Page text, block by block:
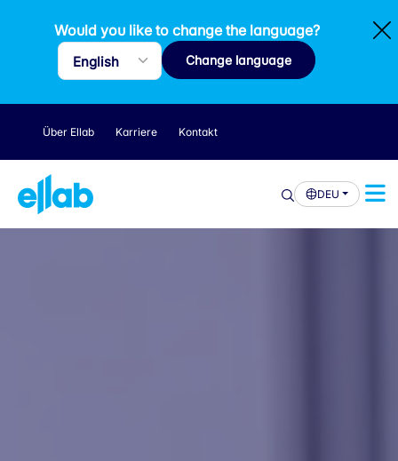
Would you like to change the language?
Change language
Über Ellab Karriere Kontakt
DEU